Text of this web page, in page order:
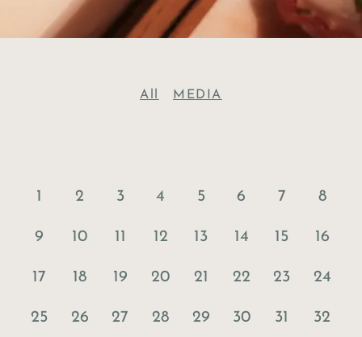
All MEDIA
1 2 3 4 5 6 7 8
9 10 11 12 13 14 15 16
17 18 19 20 21 22 23 24
25 26 27 28 29 30 31 32